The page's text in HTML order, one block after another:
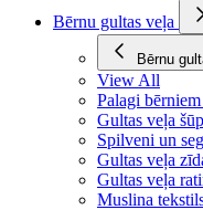
Bērnu gultas veļa
Bērnu
View All
Palagi
Gultas veļa
Spilveni un
Gultas veļa
Gultas veļa
Muslina